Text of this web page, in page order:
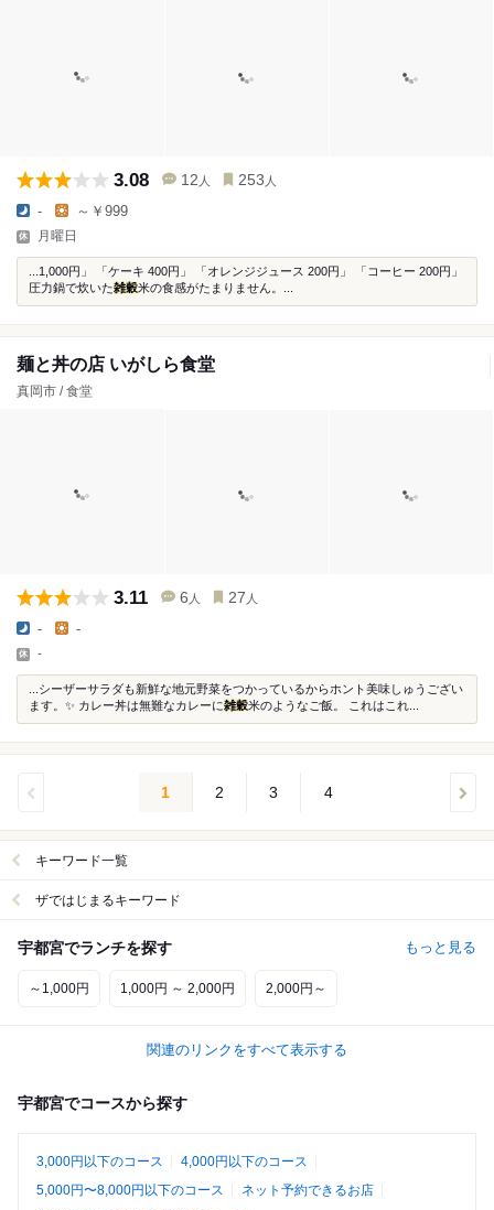
3.08 12 人 253 人
- ～￥999
月曜日
...1,000円」 「ケーキ 400円」 「オレンジジュース 200円」 「コーヒー 200円」
圧力鍋で炊いた雑穀米の食感がたまりません。...
麺と丼の店 いがしら食堂
真岡市 / 食堂
3.11 6 人 27 人
- -
-
...シーザーサラダも新鮮な地元野菜をつかっているからホント美味しゅうござい
ます。✨ カレー丼は無難なカレーに雑穀米のようなご飯。 これはこれ...
1 2 3 4
キーワード一覧
ザではじまるキーワード
宇都宮でランチを探す もっと見る
～1,000円 1,000円 ～ 2,000円 2,000円～
関連のリンクをすべて表示する
宇都宮でコースから探す
3,000円以下のコース
4,000円以下のコース
5,000円〜8,000円以下のコース
ネット予約できるお店